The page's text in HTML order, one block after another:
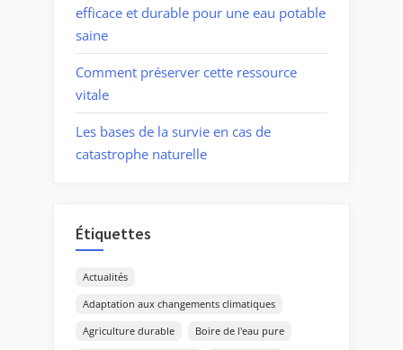
efficace et durable pour une eau potable
saine
Comment préserver cette ressource
vitale
Les bases de la survie en cas de
catastrophe naturelle
Étiquettes
Actualités
Adaptation aux changements climatiques
Agriculture durable Boire de l'eau pure